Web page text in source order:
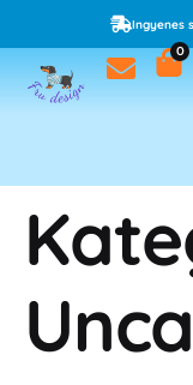
Ingyenes
0